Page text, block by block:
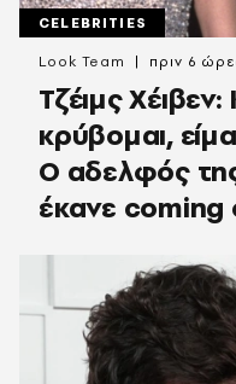
CELEBRITIES
Τζέιμς
κρύβομαι,
Ο αδελφός της
έκανε coming
Look Team πριν 6